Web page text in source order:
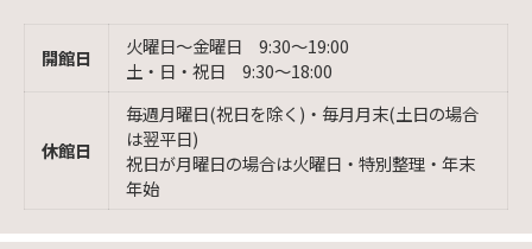
開館日
火曜日〜金曜日 9:30〜19:00
土・日・祝日 9:30〜18:00
休館日
毎週月曜日(祝日を除く)・毎月月末(土日の場合
は翌平日)
祝日が月曜日の場合は火曜日・特別整理・年末
年始